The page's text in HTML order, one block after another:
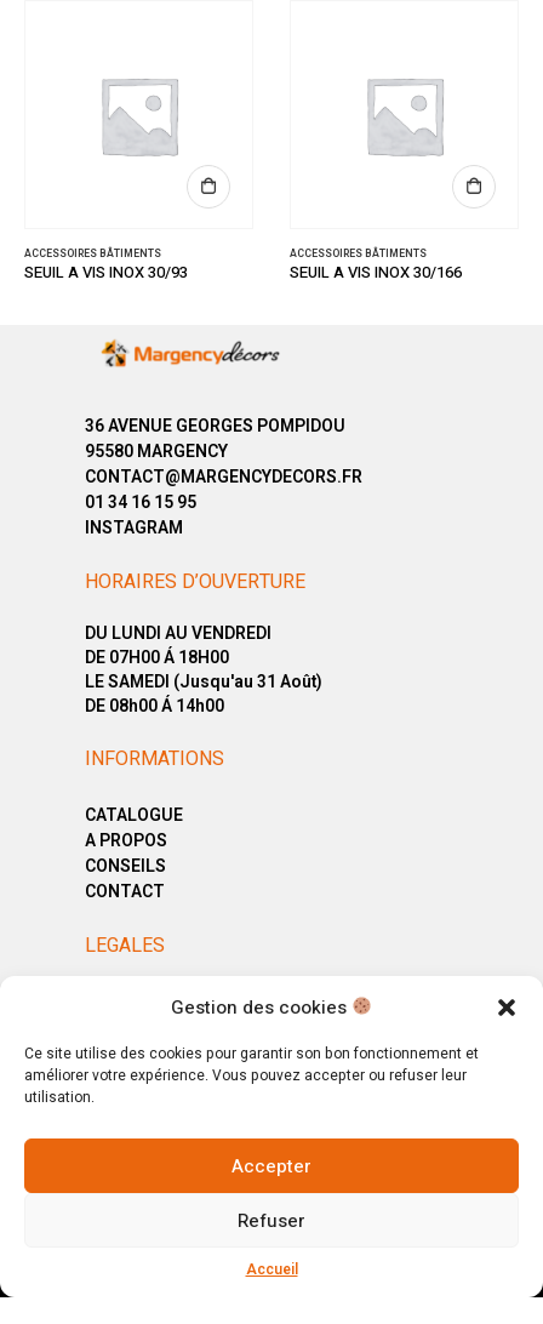
Gestion des cookies
Ce site utilise des cookies pour garantir son bon fonctionnement et
améliorer votre expérience. Vous pouvez accepter ou refuser leur
utilisation.
Accepter
Refuser
Accueil
ACCESSOIRES BÂTIMENTS
SEUIL A VIS INOX 30/93
ACCESSOIRES BÂTIMENTS
SEUIL A VIS INOX 30/166
36 AVENUE GEORGES POMPIDOU
95580 MARGENCY
CONTACT@MARGENCYDECORS.FR
01 34 16 15 95
INSTAGRAM
HORAIRES D’OUVERTURE
DU LUNDI AU VENDREDI
DE 07H00 Á 18H00
LE SAMEDI (Jusqu'au 31 Août)
DE 08h00 Á 14h00
INFORMATIONS
CATALOGUE
A PROPOS
CONSEILS
CONTACT
LEGALES
MENTIONS LÉGALES
CGV
© Copyright 2025. All Rights Reserved.
Votre magasin, votre intérieur.